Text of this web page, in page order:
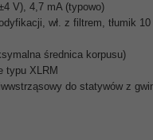
V), 4,7 mA (typowo)
wł. z filtrem, tłumik
średnica korpusu)
typu XLRM
do statywów z